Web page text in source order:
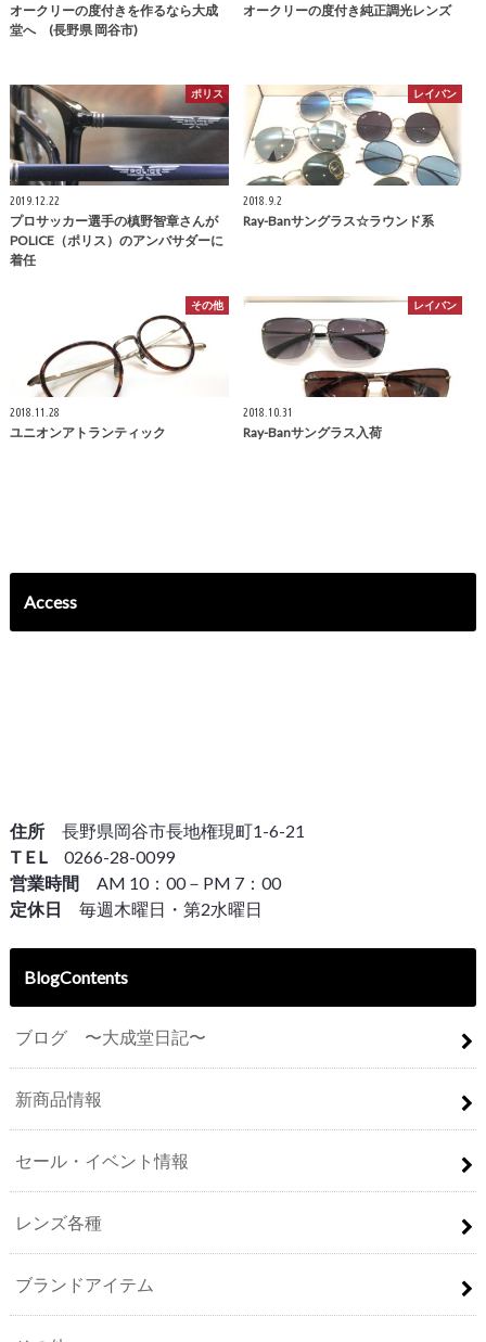
オークリーの度付きを作るなら大成
堂へ (長野県 岡谷市)
オークリーの度付き純正調光レンズ
ポリス
2019.12.22
プロサッカー選手の槙野智章さんが
POLICE（ポリス）のアンバサダーに
着任
レイバン
2018.9.2
Ray-Banサングラス☆ラウンド系
その他
2018.11.28
ユニオンアトランティック
レイバン
2018.10.31
Ray-Banサングラス入荷
Access
住所 長野県岡谷市長地権現町1-6-21
T E L 0266-28-0099
営業時間 AM 10：00－PM 7：00
定休日
毎週木曜日・第2水曜日
BlogContents
ブログ 〜大成堂日記〜
新商品情報
セール・イベント情報
レンズ各種
ブランドアイテム